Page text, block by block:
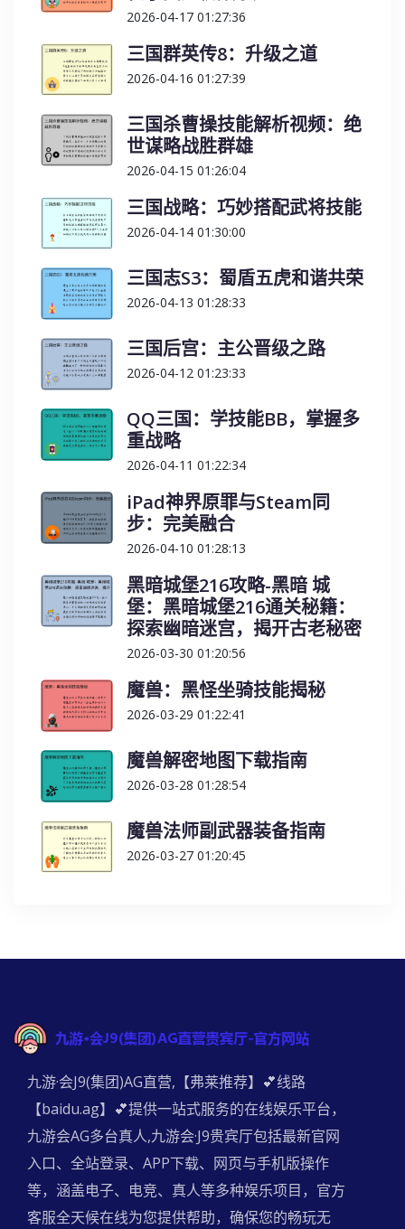
2026-04-17 01:27:36
三国群英传8：升级之道
2026-04-16 01:27:39
三国杀曹操技能解析视频：绝
世谋略战胜群雄
2026-04-15 01:26:04
三国战略：巧妙搭配武将技能
2026-04-14 01:30:00
三国志S3：蜀盾五虎和谐共荣
2026-04-13 01:28:33
三国后宫：主公晋级之路
2026-04-12 01:23:33
QQ三国：学技能BB，掌握多
重战略
2026-04-11 01:22:34
iPad神界原罪与Steam同
步：完美融合
2026-04-10 01:28:13
黑暗城堡216攻略-黑暗 城
堡：黑暗城堡216通关秘籍：
探索幽暗迷宫，揭开古老秘密
2026-03-30 01:20:56
魔兽：黑怪坐骑技能揭秘
2026-03-29 01:22:41
魔兽解密地图下载指南
2026-03-28 01:28:54
魔兽法师副武器装备指南
2026-03-27 01:20:45
九游·会J9(集团)AG直营,【弗莱推荐】💕线路
【baidu.ag】💕提供一站式服务的在线娱乐平台，
九游会AG多台真人,九游会·J9贵宾厅包括最新官网
入口、全站登录、APP下载、网页与手机版操作
等，涵盖电子、电竞、真人等多种娱乐项目，官方
客服全天候在线为您提供帮助，确保您的畅玩无